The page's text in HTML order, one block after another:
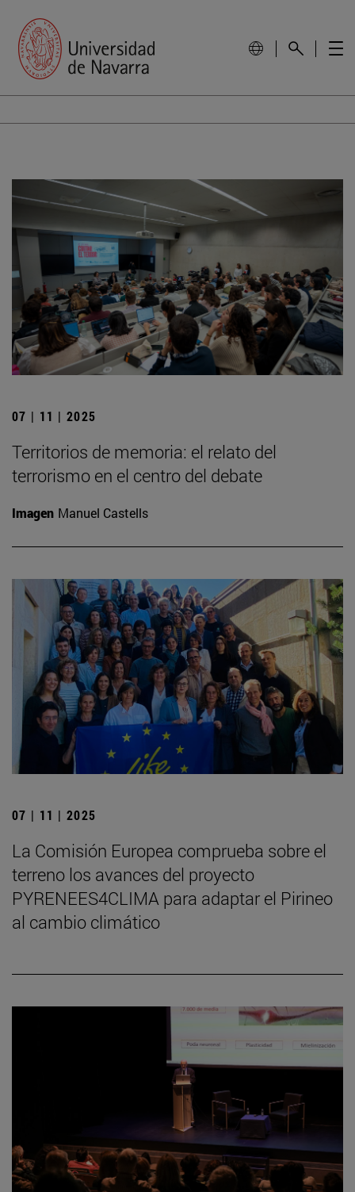
07 | 11 | 2025
Territorios de memoria: el relato del
terrorismo en el centro del debate
Imagen Manuel Castells
07 | 11 | 2025
La Comisión Europea comprueba sobre el
terreno los avances del proyecto
PYRENEES4CLIMA para adaptar el Pirineo
al cambio climático